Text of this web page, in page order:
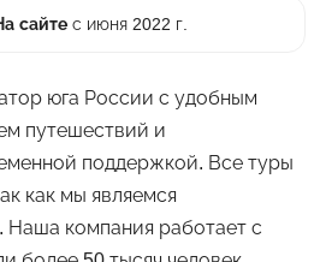
сайте с июня 2022 г.
юга России с удобным
путешествий и
поддержкой. Все туры
как мы являемся
Наша компания работает с